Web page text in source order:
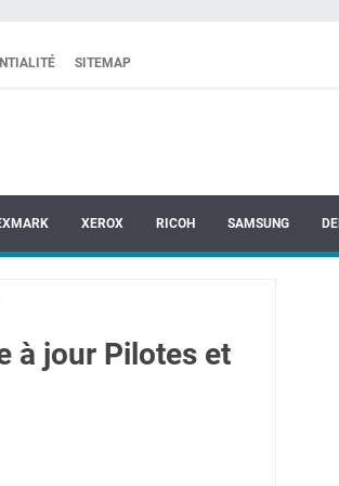
SITEMAP
XEROX RICOH SAMSUNG
à jour Pilotes et